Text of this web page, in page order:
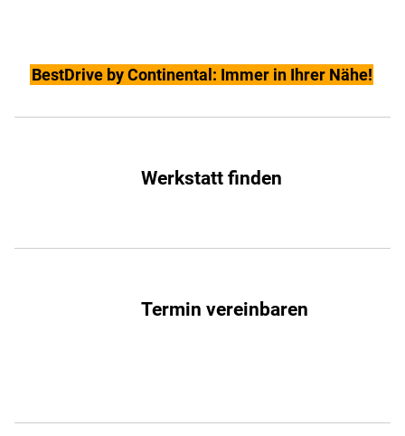
BestDrive by Continental: Immer in Ihrer Nähe!
Werkstatt finden
Termin vereinbaren